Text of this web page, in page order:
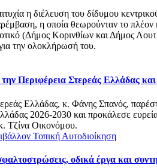
η διέλευση του δίδυμου
η οποία θεωρούνταν το
(Δήμος Κορινθίων και Δήμος
την ολοκλήρωσή του.
Περιφέρεια Στερεάς Ελλάδας
Ελλάδας, κ. Φάνης Σπανός,
2026-2030 και προκάλεσε
Τζίνα Οικονόμου.
Τοπική Αυτοδιοίκηση
οδικά έργα και